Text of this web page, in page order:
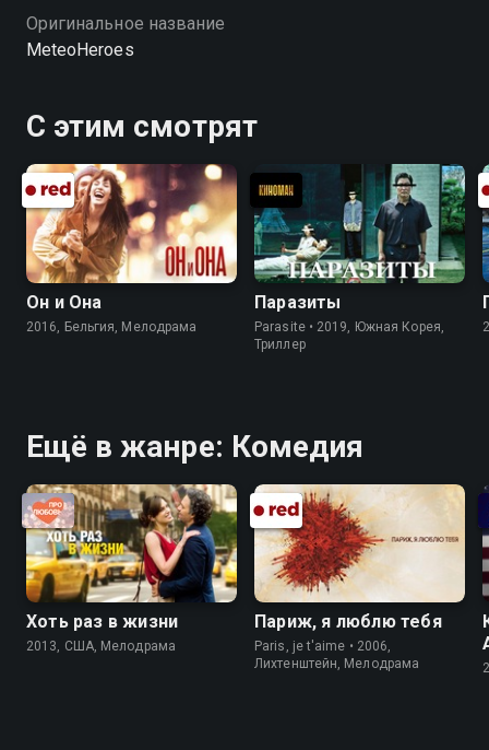
Оригинальное название
MeteoHeroes
С этим смотрят
Он и Она
2016, Бельгия, Мелодрама
Паразиты
Parasite • 2019, Южная Корея,
Триллер
Ещё в жанре: Комедия
Хоть раз в жизни
2013, США, Мелодрама
Париж, я люблю тебя
Paris, je t'aime • 2006,
Лихтенштейн, Мелодрама